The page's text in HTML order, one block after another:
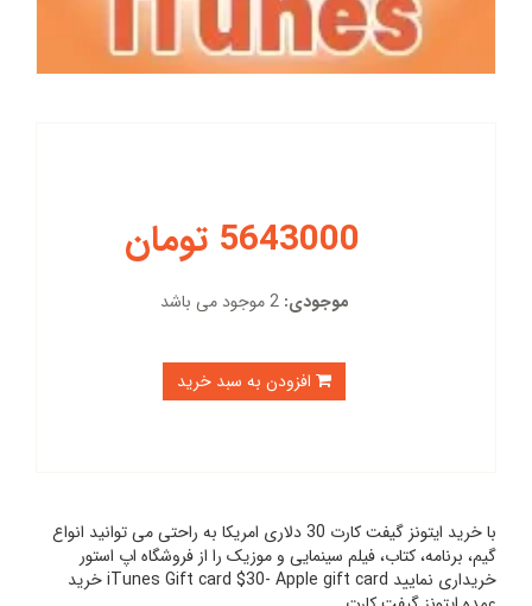
5643000 تومان
موجودی: 2 موجود می باشد
افزودن به سبد خرید
با خرید ایتونز گیفت کارت 30 دلاری امریکا به راحتی می توانید انواع
گیم، برنامه، کتاب، فیلم سینمایی و موزیک را از فروشگاه اپ استور
خریداری نمایید iTunes Gift card $30- Apple gift card خرید